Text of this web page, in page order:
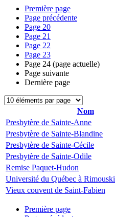
Première page
Page précédente
Page 20
Page 21
Page 22
Page 23
Page 24 (page actuelle)
Page suivante
Dernière page
Nom
Presbytère de Sainte-Anne
Presbytère de Sainte-Blandine
Presbytère de Sainte-Cécile
Presbytère de Sainte-Odile
Remise Paquet-Hudon
Université du Québec à Rimouski
Vieux couvent de Saint-Fabien
Première page